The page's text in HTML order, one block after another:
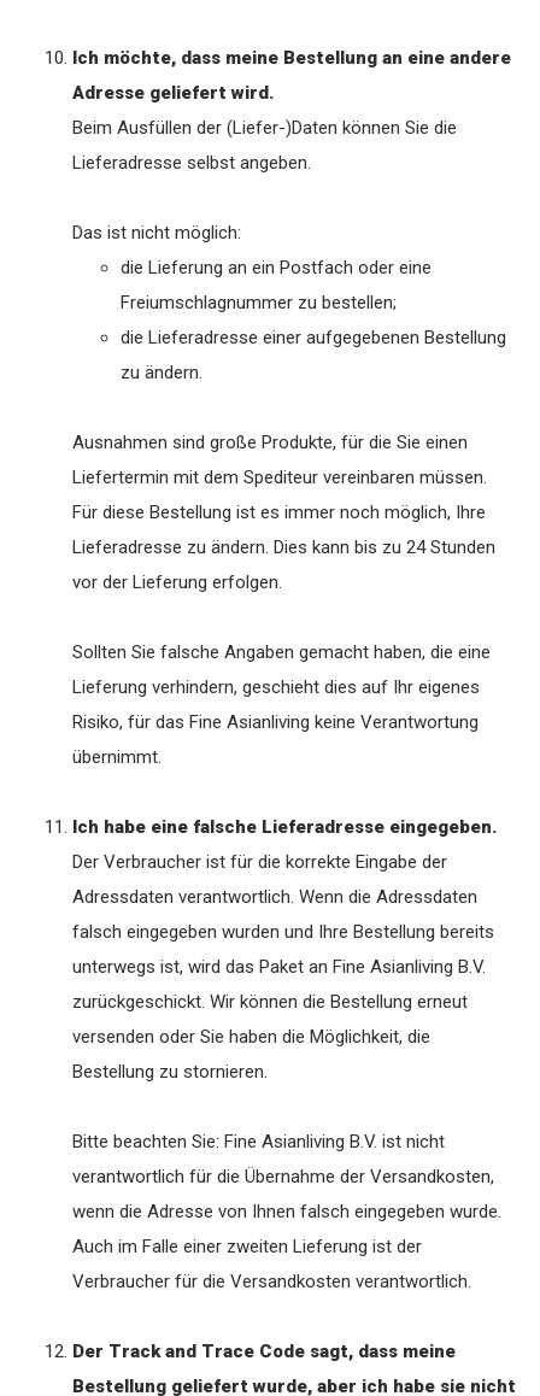
Ich möchte, dass meine Bestellung an eine andere
Adresse geliefert wird.
Beim Ausfüllen der (Liefer-)Daten können Sie die
Lieferadresse selbst angeben.
Das ist nicht möglich:
die Lieferung an ein Postfach oder eine
Freiumschlagnummer zu bestellen;
die Lieferadresse einer aufgegebenen Bestellung
zu ändern.
Ausnahmen sind große Produkte, für die Sie einen
Liefertermin mit dem Spediteur vereinbaren müssen.
Für diese Bestellung ist es immer noch möglich, Ihre
Lieferadresse zu ändern. Dies kann bis zu 24 Stunden
vor der Lieferung erfolgen.
Sollten Sie falsche Angaben gemacht haben, die eine
Lieferung verhindern, geschieht dies auf Ihr eigenes
Risiko, für das Fine Asianliving keine Verantwortung
übernimmt.
Ich habe eine falsche Lieferadresse eingegeben.
Der Verbraucher ist für die korrekte Eingabe der
Adressdaten verantwortlich. Wenn die Adressdaten
falsch eingegeben wurden und Ihre Bestellung bereits
unterwegs ist, wird das Paket an Fine Asianliving B.V.
zurückgeschickt. Wir können die Bestellung erneut
versenden oder Sie haben die Möglichkeit, die
Bestellung zu stornieren.
Bitte beachten Sie: Fine Asianliving B.V. ist nicht
verantwortlich für die Übernahme der Versandkosten,
wenn die Adresse von Ihnen falsch eingegeben wurde.
Auch im Falle einer zweiten Lieferung ist der
Verbraucher für die Versandkosten verantwortlich.
Der Track and Trace Code sagt, dass meine
Bestellung geliefert wurde, aber ich habe sie nicht